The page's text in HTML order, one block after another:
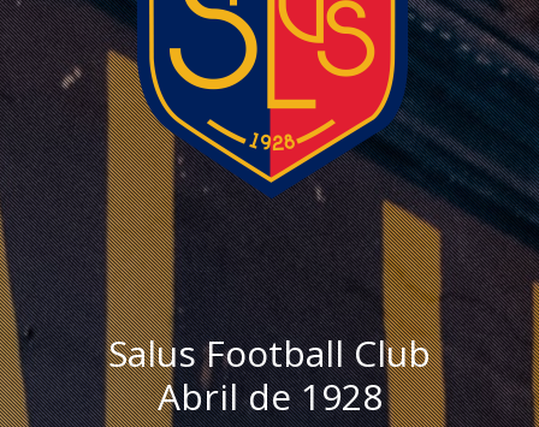
Salus Football Club
Abril de 1928